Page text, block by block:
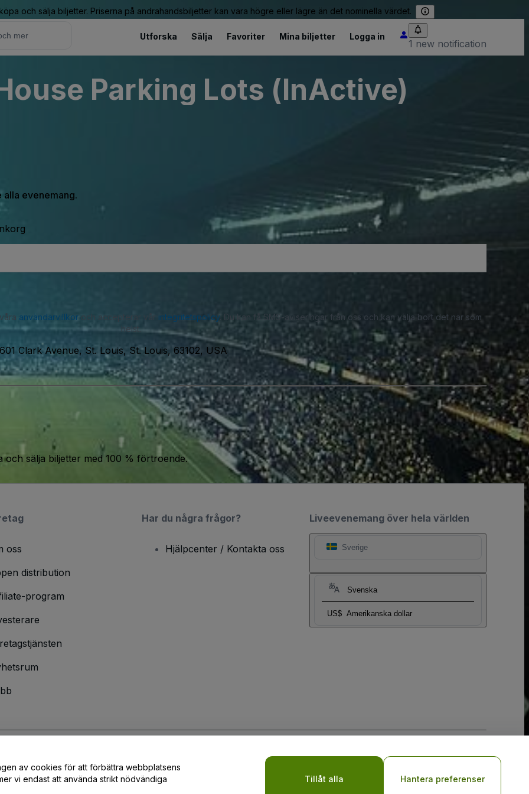
och sälja biljetter. Priserna på andrahandsbiljetter kan vara högre eller lägre än det nominella värdet.
Utforska Sälja Favoriter Mina biljetter Logga in
1 new notification
Parking Lots (InActive)
alla evenemang.
användarvillkoroch accepterar vår integritetspolicy. Du kan få SMS-aviseringar från oss och kan välja bort det när som
helst.
601 Clark Avenue, St. Louis, St. Louis, 63102, USA
sälja biljetter med 100 % förtroende.
Liveevenemang över hela världen
Sverige
Svenska
US$ Amerikanska dollar
oss
distribution
program
Har du några frågor?
Hjälpcenter / Kontakta oss
ochsekretesspolicyochcookiepolicyoch
av cookies för att förbättra webbplatsens
vi endast att använda strikt nödvändiga
Tillåt alla Hantera preferenser